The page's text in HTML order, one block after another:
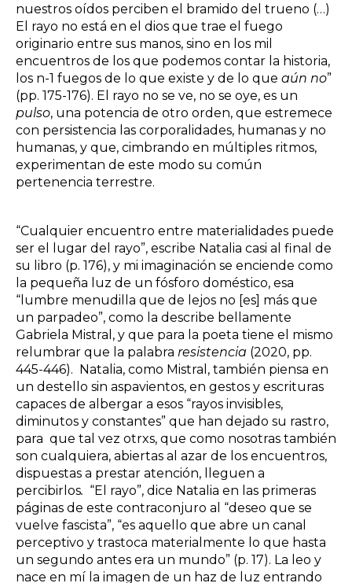
nuestros oídos perciben el bramido del trueno (…)
El rayo no está en el dios que trae el fuego
originario entre sus manos, sino en los mil
encuentros de los que podemos contar la historia,
los n-1 fuegos de lo que existe y de lo que aún no”
(pp. 175-176). El rayo no se ve, no se oye, es un
pulso, una potencia de otro orden, que estremece
con persistencia las corporalidades, humanas y no
humanas, y que, cimbrando en múltiples ritmos,
experimentan de este modo su común
pertenencia terrestre.
“Cualquier encuentro entre materialidades puede
ser el lugar del rayo”, escribe Natalia casi al final de
su libro (p. 176), y mi imaginación se enciende como
la pequeña luz de un fósforo doméstico, esa
“lumbre menudilla que de lejos no [es] más que
un parpadeo”, como la describe bellamente
Gabriela Mistral, y que para la poeta tiene el mismo
relumbrar que la palabra resistencia (2020, pp.
445-446). Natalia, como Mistral, también piensa en
un destello sin aspavientos, en gestos y escrituras
capaces de albergar a esos “rayos invisibles,
diminutos y constantes” que han dejado su rastro,
para que tal vez otrxs, que como nosotras también
son cualquiera, abiertas al azar de los encuentros,
dispuestas a prestar atención, lleguen a
percibirlos. “El rayo”, dice Natalia en las primeras
páginas de este contraconjuro al “deseo que se
vuelve fascista”, “es aquello que abre un canal
perceptivo y trastoca materialmente lo que hasta
un segundo antes era un mundo” (p. 17). La leo y
nace en mí la imagen de un haz de luz entrando